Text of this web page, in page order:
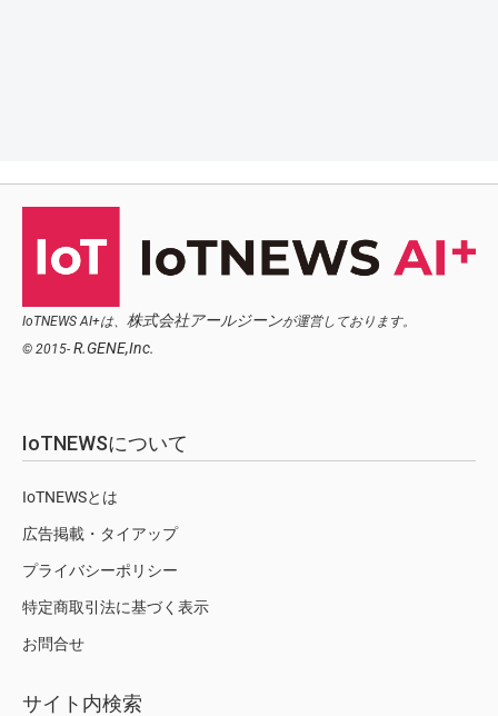
IoTNEWS AI+は、 株式会社アールジーンが運営しております。
© 2015- R.GENE,Inc.
IoTNEWSについて
IoTNEWSとは
広告掲載・タイアップ
プライバシーポリシー
特定商取引法に基づく表示
お問合せ
サイト内検索